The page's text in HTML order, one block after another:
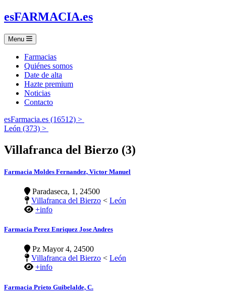
esFARMACIA.es
Menu
Farmacias
Quiénes somos
Date de alta
Hazte premium
Noticias
Contacto
esFarmacia.es (16512) >
León (373) >
Villafranca del Bierzo (3)
Farmacia Moldes Fernandez, Victor Manuel
Paradaseca, 1, 24500
Villafranca del Bierzo < León
+info
Farmacia Perez Enriquez Jose Andres
Pz Mayor 4, 24500
Villafranca del Bierzo < León
+info
Farmacia Prieto Guibelalde, C.